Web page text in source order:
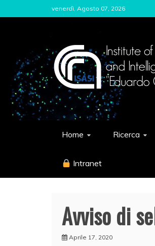
to
venerdì, Agosto 07, 2026
ISASI
Institute of Applied
Home Ricerca
Intranet
Avviso di
Aprile 17, 2020